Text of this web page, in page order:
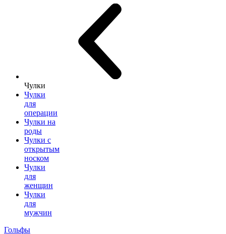
Чулки
Чулки
для
операции
Чулки на
роды
Чулки с
открытым
носком
Чулки
для
женщин
Чулки
для
мужчин
Гольфы